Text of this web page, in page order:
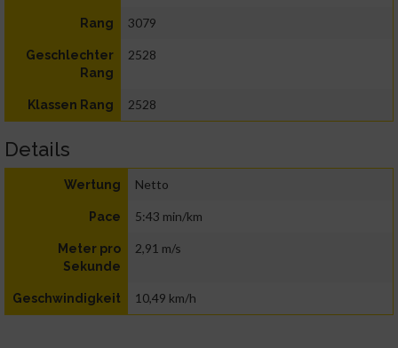
Rang 3079
Geschlechter
Rang
2528
Klassen Rang 2528
Details
Wertung Netto
Pace 5:43 min/km
Meter pro
Sekunde
2,91 m/s
Geschwindigkeit 10,49 km/h